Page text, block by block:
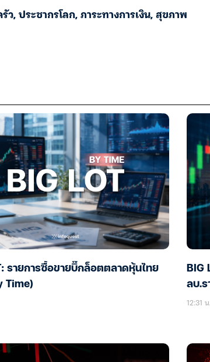
ว,ประชากรโลก,ภาระทางการเงิน,สุขภาพ
รายการซื้อขายบิ๊กล็อตตลาดหุ้นไทย
Time)
BIG
ลบ.ร
12:31 น.